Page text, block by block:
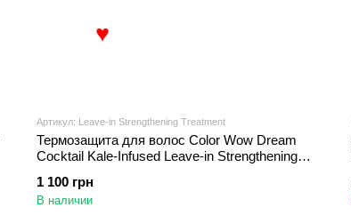
Артикул: Leave-in Strengthening Treatment
Термозащита для волос Color Wow Dream
Cocktail Kale-Infused Leave-in Strengthening
1 100 грн
В наличии